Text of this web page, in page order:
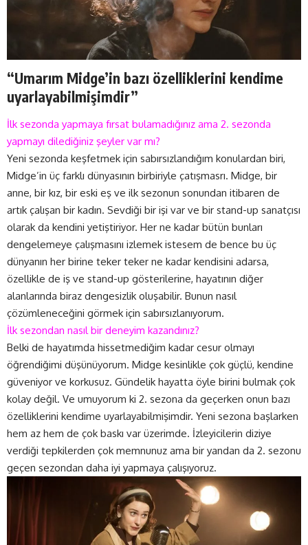
“Umarım Midge’in bazı özelliklerini kendime
uyarlayabilmişimdir”
İlk sezonda yapmaya fırsat bulamadığınız ama 2. sezonda
yapmayı dilediğiniz şeyler var mı?
Yeni sezonda keşfetmek için sabırsızlandığım konulardan biri,
Midge’in üç farklı dünyasının birbiriyle çatışmasrı. Midge, bir
anne, bir kız, bir eski eş ve ilk sezonun sonundan itibaren de
artık çalışan bir kadın. Sevdiği bir işi var ve bir stand-up sanatçısı
olarak da kendini yetiştiriyor. Her ne kadar bütün bunları
dengelemeye çalışmasını izlemek istesem de bence bu üç
dünyanın her birine teker teker ne kadar kendisini adarsa,
özellikle de iş ve stand-up gösterilerine, hayatının diğer
alanlarında biraz dengesizlik oluşabilir. Bunun nasıl
çözümleneceğini görmek için sabırsızlanıyorum.
İlk sezondan nasıl bir deneyim kazandınız?
Belki de hayatımda hissetmediğim kadar cesur olmayı
öğrendiğimi düşünüyorum. Midge kesinlikle çok güçlü, kendine
güveniyor ve korkusuz. Gündelik hayatta öyle birini bulmak çok
kolay değil. Ve umuyorum ki 2. sezona da geçerken onun bazı
özelliklerini kendime uyarlayabilmişimdir. Yeni sezona başlarken
hem az hem de çok baskı var üzerimde. İzleyicilerin diziye
verdiği tepkilerden çok memnunuz ama bir yandan da 2. sezonu
geçen sezondan daha iyi yapmaya çalışıyoruz.